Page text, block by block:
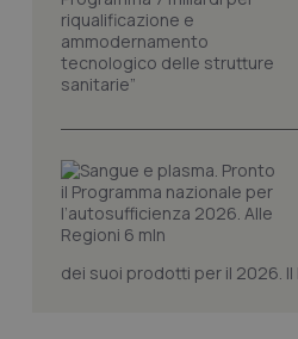
dei suoi prodotti per il 2026.